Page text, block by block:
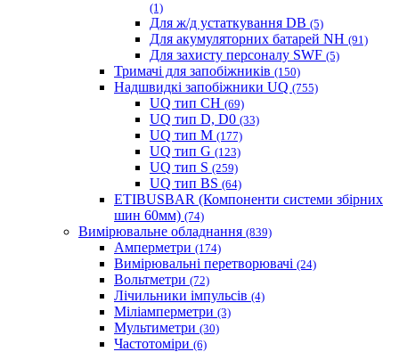
(1)
Для ж/д устаткування DB (5)
Для акумуляторних батарей NH (91)
Для захисту персоналу SWF (5)
Тримачі для запобіжників (150)
Надшвидкі запобіжники UQ (755)
UQ тип CH (69)
UQ тип D, D0 (33)
UQ тип M (177)
UQ тип G (123)
UQ тип S (259)
UQ тип BS (64)
ETIBUSBAR (Компоненти системи збірних
шин 60мм) (74)
Вимірювальне обладнання (839)
Амперметри (174)
Вимірювальні перетворювачі (24)
Вольтметри (72)
Лічильники імпульсів (4)
Міліамперметри (3)
Мультиметри (30)
Частотоміри (6)